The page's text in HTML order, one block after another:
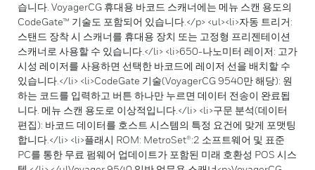
습니다. VoyagerCG 휴대용 바코드 스캐너에는 메뉴 스캔 용도의
CodeGate™ 기술도 포함되어 있습니다.</p> <ul><li>자동 트리거:
스탠드 장착 시 스캐너를 휴대용 장치 또는 고정형 프리젠테이션
스캐너로 사용할 수 있습니다.</li> <li>650-나노미터 레이저: 고가
시성 레이저를 사용하면 선택한 바코드에 레이저 선을 배치할 수
있습니다.</li> <li>CodeGate 기술(VoyagerCG 9540만 해당): 원
하는 코드를 입력하고 버튼 하나만 누르면 데이터 전송이 완료됩
니다. 메뉴 스캔 용도로 이상적입니다.</li> <li>구문 분석(데이터
편집): 바코드 데이터를 호스트 시스템의 특정 요건에 맞게 포맷팅
합니다.</li> <li>플래시 ROM: MetroSet®:2 소프트웨어 및 표준
PC를 통한 무료 펌웨어 업데이트가 포함된 미래 호환성 POS 시스